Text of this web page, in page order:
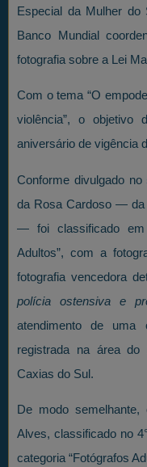
Especial da Mulher do
Banco Mundial
fotografia sobre a Lei
Com o tema “O
violência”, o objetivo
aniversário de vigência
Conforme divulgado no
da Rosa Cardoso — da
— foi classificado em
Adultos”, com a
fotografia vencedora
polícia ostensiva e
atendimento de uma
registrada na área do
Caxias do Sul.
De modo
Alves, classificado no
categoria “Fotógrafos